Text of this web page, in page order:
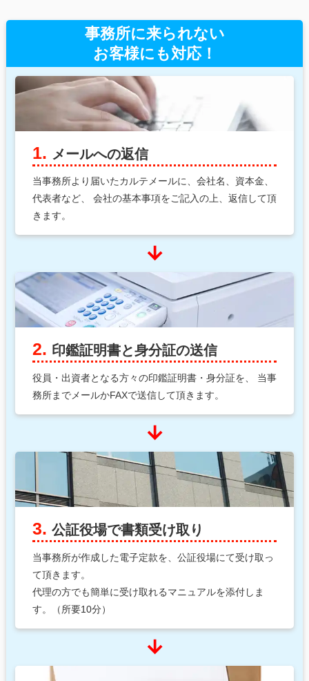
事務所に来られない
お客様にも対応！
1. メールへの返信
当事務所より届いたカルテメールに、会社名、資本金、
代表者など、
会社の基本事項をご記入の上、返信して頂
きます。
arrow_downward
2. 印鑑証明書と身分証の送信
役員・出資者となる方々の印鑑証明書・身分証を、
当事
務所までメールかFAXで送信して頂きます。
arrow_downward
3. 公証役場で書類受け取り
当事務所が作成した電子定款を、公証役場にて受け取っ
て頂きます。
代理の方でも簡単に受け取れるマニュアルを添付しま
す。（所要10分）
arrow_downward